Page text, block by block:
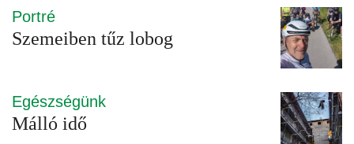
Portré
Szemeiben tűz lobog
Egészségünk
Málló idő